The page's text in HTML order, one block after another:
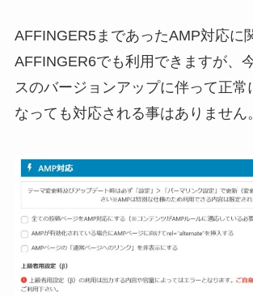
AFFINGER5まであったAMP対応に
AFFINGER6でも利用できますが、
スのバージョンアップに伴って正常
なっても対応される事はありません。